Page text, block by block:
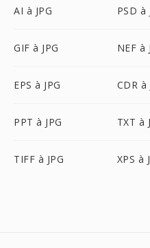
AI à JPG PSD à
GIF à JPG NEF à
EPS à JPG CDR à
PPT à JPG TXT à
TIFF à JPG XPS à